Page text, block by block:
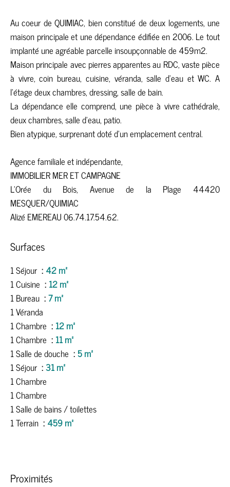
Au coeur de QUIMIAC, bien constitué de deux logements, une
maison principale et une dépendance édifiée en 2006. Le tout
implanté une agréable parcelle insoupçonnable de 459m2.
Maison principale avec pierres apparentes au RDC, vaste pièce
à vivre, coin bureau, cuisine, véranda, salle d'eau et WC. A
l'étage deux chambres, dressing, salle de bain.
La dépendance elle comprend, une pièce à vivre cathédrale,
deux chambres, salle d'eau, patio.
Bien atypique, surprenant doté d'un emplacement central.
Agence familiale et indépendante,
IMMOBILIER MER ET CAMPAGNE
L'Orée du Bois, Avenue de la Plage 44420
MESQUER/QUIMIAC
Alizé EMEREAU 06.74.17.54.62.
Surfaces
1 Séjour
42 m²
1 Cuisine
12 m²
1 Bureau
7 m²
1 Véranda
1 Chambre
12 m²
1 Chambre
11 m²
1 Salle de douche
5 m²
1 Séjour
31 m²
1 Chambre
1 Chambre
1 Salle de bains / toilettes
1 Terrain
459 m²
Proximités